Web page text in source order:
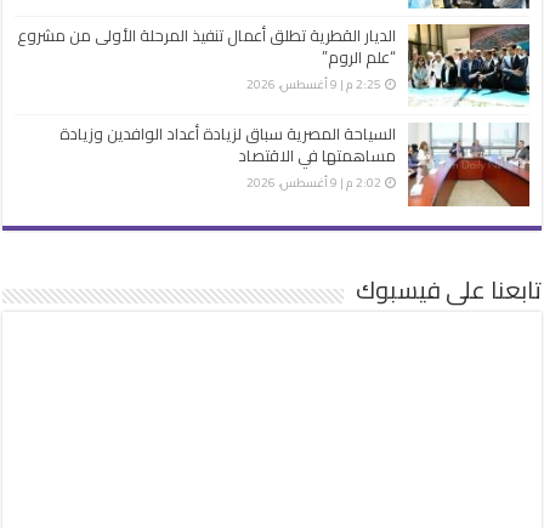
الديار القطرية تطلق أعمال تنفيذ المرحلة الأولى من مشروع
“علم الروم”
2:25 م | 9 أغسطس، 2026
السياحة المصرية سباق لزيادة أعداد الوافدين وزيادة
مساهمتها في الاقتصاد
2:02 م | 9 أغسطس، 2026
تابعنا على فيسبوك